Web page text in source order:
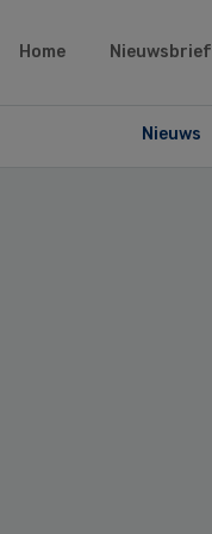
Home Nieuwsbrief
Nieuws